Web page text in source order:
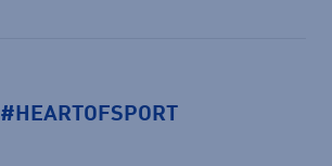
#HEARTOFSPORT